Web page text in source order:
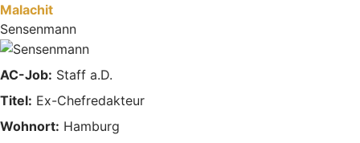
Malachit
Sensenmann
AC-Job: Staff a.D.
Titel: Ex-Chefredakteur
Wohnort: Hamburg